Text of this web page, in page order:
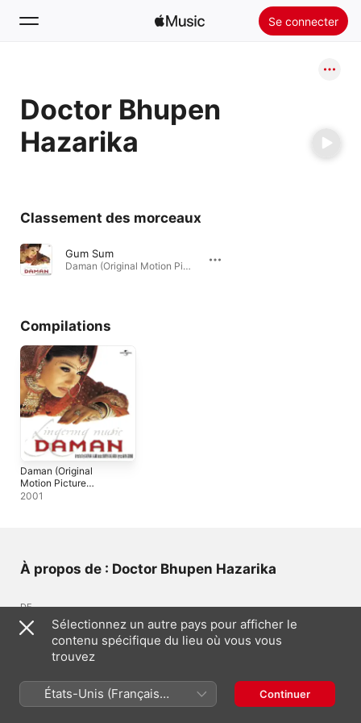
Se connecter
Accueil
Nouveautés
Doctor Bhupen
Hazarika
Classement des morceaux
Gum Sum
Daman (Original Motion Picture Soundtrack) · 2001
Compilations
Daman (Original
Motion Picture
Soundtrack)
2001
À propos de : Doctor Bhupen Hazarika
DE
IN
GENRE
Bande originale
Artistes similaires
Sélectionnez un autre pays pour afficher le
contenu spécifique du lieu où vous vous
trouvez
États-Unis (Français
France)
Continuer